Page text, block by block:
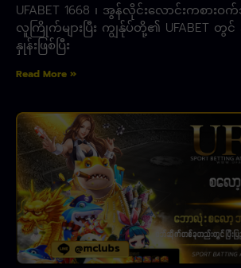
UFABET 1668 ၊ အွန်လိုင်းလောင်းကစာ
လူကြိုက်များပြီး ကျွန်ုပ်တို့၏ UFABET တွင်
နှုန်းဖြစ်ပြီး
Read More »